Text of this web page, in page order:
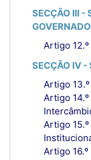
SECÇÃO III -
Artigo
SECÇÃO IV -
Artigo
Artigo
Artigo
Artigo